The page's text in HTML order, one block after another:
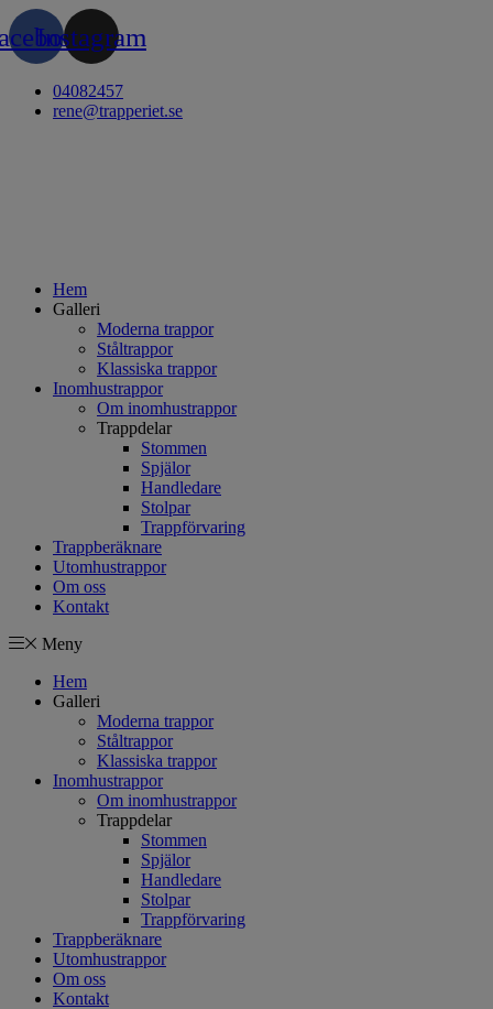
Hoppa
till
innehåll
Instagram
04082457
rene@trapperiet.se
Hem
Galleri
Moderna trappor
Ståltrappor
Klassiska trappor
Inomhustrappor
Om inomhustrappor
Trappdelar
Stommen
Spjälor
Handledare
Stolpar
Trappförvaring
Trappberäknare
Utomhustrappor
Om oss
Kontakt
Meny
Hem
Galleri
Moderna trappor
Ståltrappor
Klassiska trappor
Inomhustrappor
Om inomhustrappor
Trappdelar
Stommen
Spjälor
Handledare
Stolpar
Trappförvaring
Trappberäknare
Utomhustrappor
Om oss
Kontakt